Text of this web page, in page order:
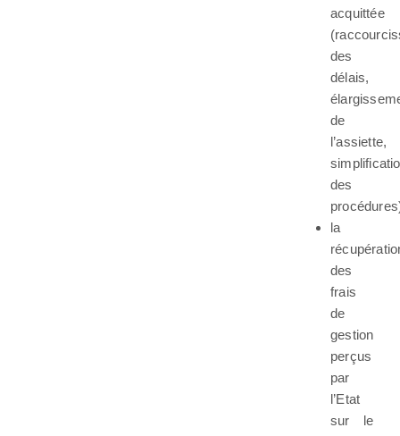
acquittée
des
délais,
de
l’assiette,
des
la
des
frais
de
gestion
perçus
par
l’Etat
sur le